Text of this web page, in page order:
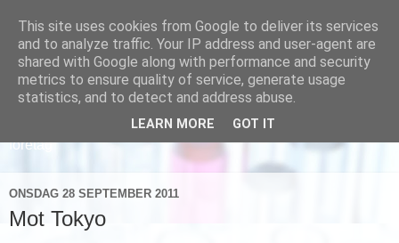
Läs om hur vi marknadsför svensk sjukvård och svenska
företag
ONSDAG 28 SEPTEMBER 2011
Mot Tokyo
This site uses cookies from Google to deliver its services
and to analyze traffic. Your IP address and user-agent are
shared with Google along with performance and security
metrics to ensure quality of service, generate usage
statistics, and to detect and address abuse.
LEARN MORE GOT IT